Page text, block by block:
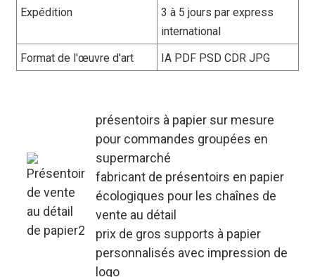
Expédition
3 à 5 jours par express
international
Format de l'œuvre d'art
IA PDF PSD CDR JPG
présentoirs à papier sur mesure
pour commandes groupées en
supermarché
fabricant de présentoirs en papier
écologiques pour les chaînes de
vente au détail
prix de gros supports à papier
personnalisés avec impression de
logo